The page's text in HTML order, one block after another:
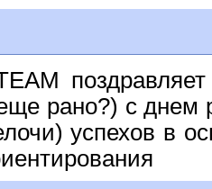
поздравляет
еще рано?) с
успехов в